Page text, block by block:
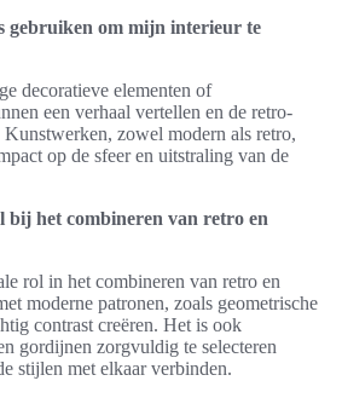
gebruiken om mijn interieur te
decoratieve elementen of
een verhaal vertellen en de retro-
zowel modern als retro,
op de sfeer en uitstraling van de
bij het combineren van retro en
rol in het combineren van retro en
moderne patronen, zoals geometrische
contrast creëren. Het is ook
gordijnen zorgvuldig te selecteren
stijlen met elkaar verbinden.